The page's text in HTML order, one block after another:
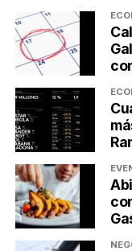
A CONTINUACIÓN
Las cenas de
adelantarse
NO TE PIERDAS
El Clúster TIC
Global 2025
Ulises
Actualidad
digital en Galicia